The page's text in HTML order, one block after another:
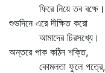
ফিরে নিয়ে তব বক্ষে।
শুভদিনে এরে দীক্ষিত করো
আমাদের চিরসখ্যে।
অন্তরে পাক কঠিন শক্তি,
কোমলতা ফুলে পত্রে,